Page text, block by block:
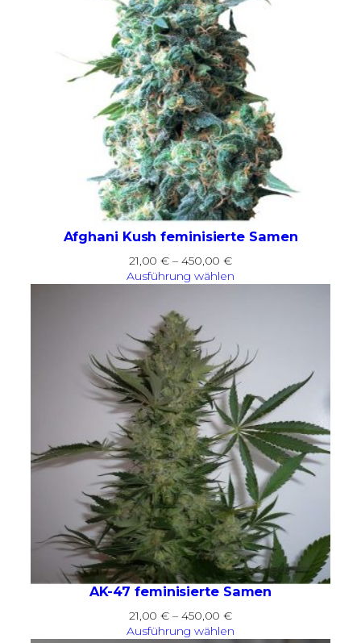
Afghani Kush feminisierte Samen
21,00€ – 450,00€Preisspanne:
21,00 €
Ausführung wählen
AK-47 feminisierte Samen
21,00€ – 450,00€Preisspanne:
21,00 €
Ausführung wählen